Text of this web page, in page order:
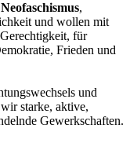
Neofaschismus,
und wollen mit
für
Frieden und
und
starke, aktive,
Gewerkschaften.